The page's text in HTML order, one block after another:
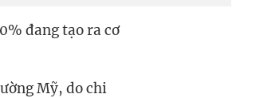
đang tạo ra cơ
Mỹ, do chi